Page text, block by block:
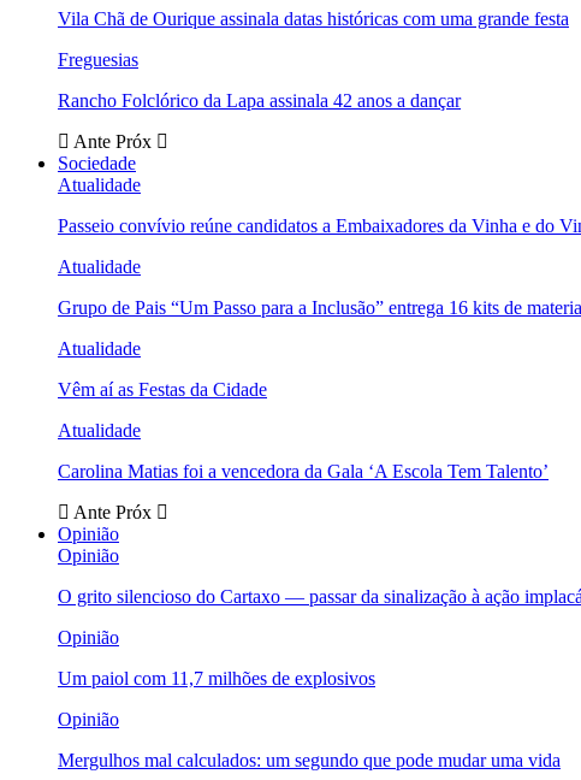
Vila Chã de Ourique assinala datas históricas com uma grande festa
Freguesias
Rancho Folclórico da Lapa assinala 42 anos a dançar
Ante Próx
Sociedade
Atualidade
Passeio convívio reúne candidatos a Embaixadores da Vinha e do
Atualidade
Grupo de Pais “Um Passo para a Inclusão” entrega 16 kits de
Atualidade
Vêm aí as Festas da Cidade
Atualidade
Carolina Matias foi a vencedora da Gala ‘A Escola Tem Talento’
Ante Próx
Opinião
Opinião
O grito silencioso do Cartaxo — passar da sinalização à ação
Opinião
Um paiol com 11,7 milhões de explosivos
Opinião
Mergulhos mal calculados: um segundo que pode mudar uma vida